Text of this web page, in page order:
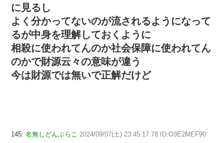
に見るし
よく分かってないのが流されるようになって
るが中身を理解しておくように
相殺に使われてんのか社会保障に使われてん
のかで財源云々の意味が違う
今は財源では無いで正解だけど
145: 名無しどんぶらこ 2024/09/07(土) 23:45:17.78 ID:O3E2MEF90